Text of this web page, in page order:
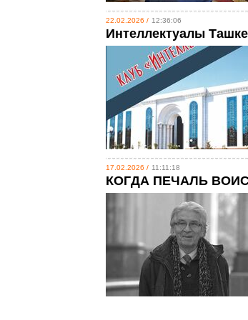
22.02.2026 / 12:36:06
Интеллектуалы
17.02.2026 / 11:11:18
КОГДА ПЕЧАЛЬ